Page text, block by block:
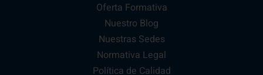
Oferta Formativa
Nuestro Blog
Nuestras Sedes
Normativa Legal
Política de Calidad